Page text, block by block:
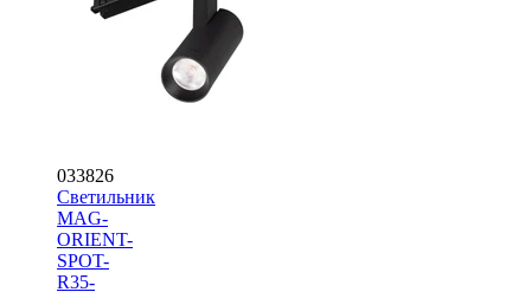
033826
Светильник
MAG-
ORIENT-
SPOT-
R35-